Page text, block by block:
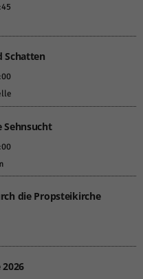
Schatten
Sehnsucht
die Propsteikirche